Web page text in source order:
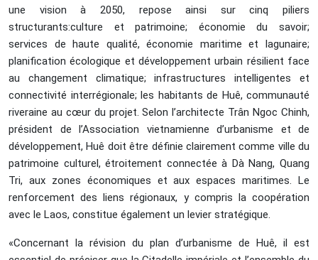
une vision à 2050, repose ainsi sur cinq piliers
structurants:culture et patrimoine; économie du savoir;
services de haute qualité, économie maritime et lagunaire;
planification écologique et développement urbain résilient face
au changement climatique; infrastructures intelligentes et
connectivité interrégionale; les habitants de Huê, communauté
riveraine au cœur du projet. Selon l’architecte Trân Ngoc Chinh,
président de l’Association vietnamienne d’urbanisme et de
développement, Huê doit être définie clairement comme ville du
patrimoine culturel, étroitement connectée à Dà Nang, Quang
Tri, aux zones économiques et aux espaces maritimes. Le
renforcement des liens régionaux, y compris la coopération
avec le Laos, constitue également un levier stratégique.
«Concernant la révision du plan d’urbanisme de Huê, il est